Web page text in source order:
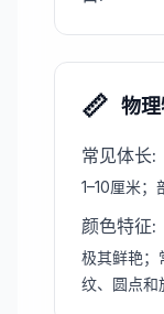
📏 物
常见体长:
1–10厘米；
颜色特征:
极其鲜艳；
纹、圆点和